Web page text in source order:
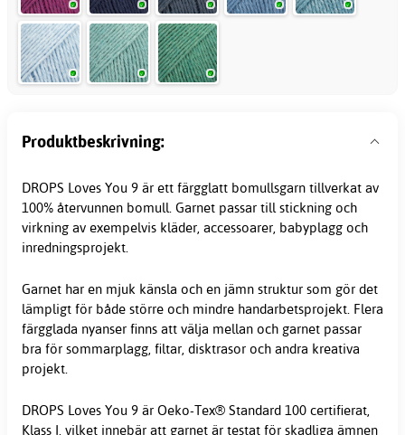
Produktbeskrivning:
DROPS Loves You 9 är ett färgglatt bomullsgarn tillverkat av
100% återvunnen bomull. Garnet passar till stickning och
virkning av exempelvis kläder, accessoarer, babyplagg och
inredningsprojekt.
Garnet har en mjuk känsla och en jämn struktur som gör det
lämpligt för både större och mindre handarbetsprojekt. Flera
färgglada nyanser finns att välja mellan och garnet passar
bra för sommarplagg, filtar, disktrasor och andra kreativa
projekt.
DROPS Loves You 9 är Oeko-Tex® Standard 100 certifierat,
Klass I, vilket innebär att garnet är testat för skadliga ämnen